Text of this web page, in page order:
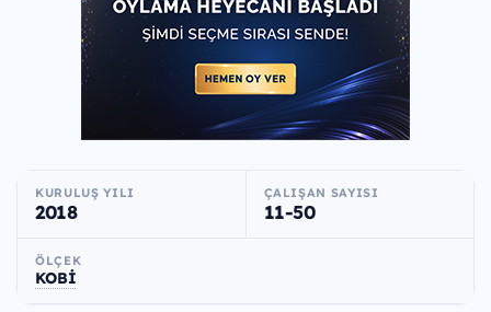
KURULUŞ YILI
2018
ÇALIŞAN SAYISI
11-50
ÖLÇEK
KOBİ